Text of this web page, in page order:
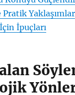
Yaklaşımlar
İpuçları